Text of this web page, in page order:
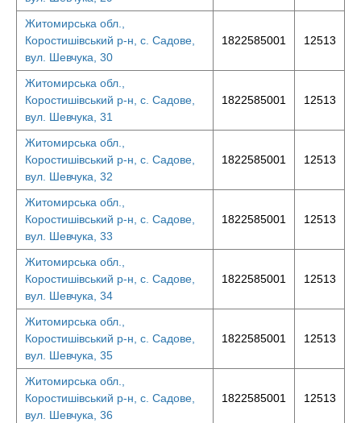
Житомирська обл.,
Коростишівський р-н, с. Садове,
вул. Шевчука, 30
1822585001 12513
Житомирська обл.,
Коростишівський р-н, с. Садове,
вул. Шевчука, 31
1822585001 12513
Житомирська обл.,
Коростишівський р-н, с. Садове,
вул. Шевчука, 32
1822585001 12513
Житомирська обл.,
Коростишівський р-н, с. Садове,
вул. Шевчука, 33
1822585001 12513
Житомирська обл.,
Коростишівський р-н, с. Садове,
вул. Шевчука, 34
1822585001 12513
Житомирська обл.,
Коростишівський р-н, с. Садове,
вул. Шевчука, 35
1822585001 12513
Житомирська обл.,
Коростишівський р-н, с. Садове,
вул. Шевчука, 36
1822585001 12513